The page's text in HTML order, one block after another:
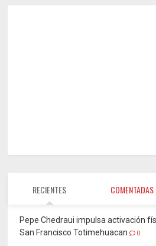
RECIENTES COMENTADAS
Pepe Chedraui impulsa activación
San Francisco Totimehuacan
0